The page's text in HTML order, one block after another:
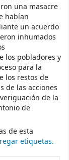
una masacre
habían
un acuerdo
inhumados
los pobladores y
para la
los restos de
de las acciones
de la
de
de esta
etiquetas.